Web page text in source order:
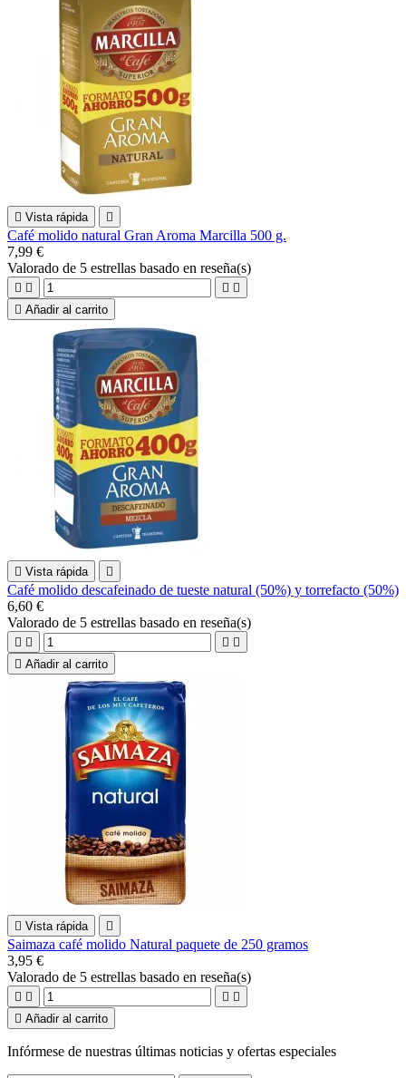
 Vista rápida 
Café molido natural Gran Aroma Marcilla 500 g.
7,99 €
Valorado de 5 estrellas basado en reseña(s)
   
 Añadir al carrito
 Vista rápida 
Café molido descafeinado de tueste natural (50%) y torrefacto (50%)
6,60 €
Valorado de 5 estrellas basado en reseña(s)
   
 Añadir al carrito
 Vista rápida 
Saimaza café molido Natural paquete de 250 gramos
3,95 €
Valorado de 5 estrellas basado en reseña(s)
   
 Añadir al carrito
Infórmese de nuestras últimas noticias y ofertas especiales